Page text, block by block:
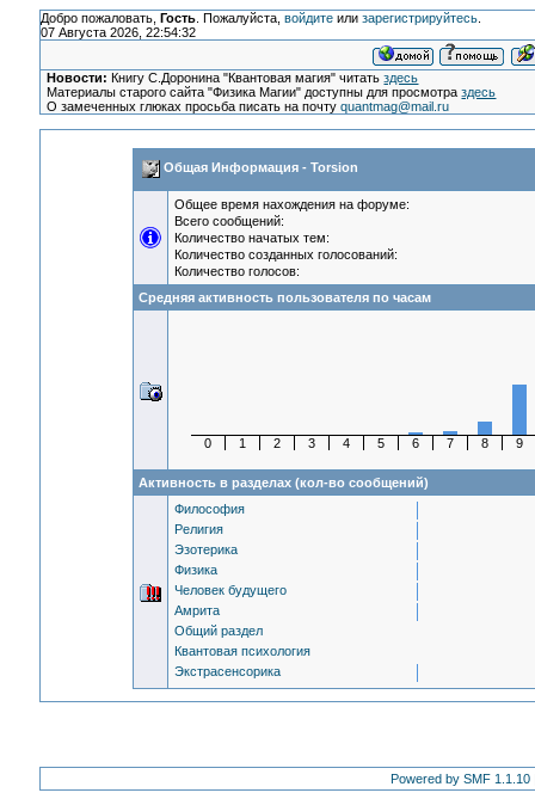
Добро пожаловать, Гость. Пожалуйста, войдитеили зарегистрируйтесь.
07 Августа 2026, 22:54:32
Новости: Книгу С.Доронина "Квантовая магия" читатьздесь
Материалы старого сайта "Физика Магии" доступны для просмотраздесь
О замеченных глюках просьба писать на почтуquantmag@mail.ru
Общая Информация - Torsion
Общее время нахождения на форуме:
Всего сообщений:
Количество начатых тем:
Количество созданных голосований:
Количество голосов:
Средняя активность пользователя по часам
0 1 2 3 4 5 6 7 8 9
Активность в разделах (кол-во сообщений)
Философия
Религия
Эзотерика
Физика
Человек будущего
Амрита
Общий раздел
Квантовая психология
Экстрасенсорика
Powered by SMF 1.1.10